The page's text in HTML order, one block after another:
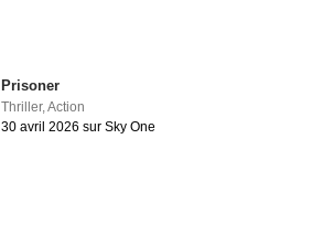
Prisoner
Thriller,Action
30 avril 2026 sur Sky One